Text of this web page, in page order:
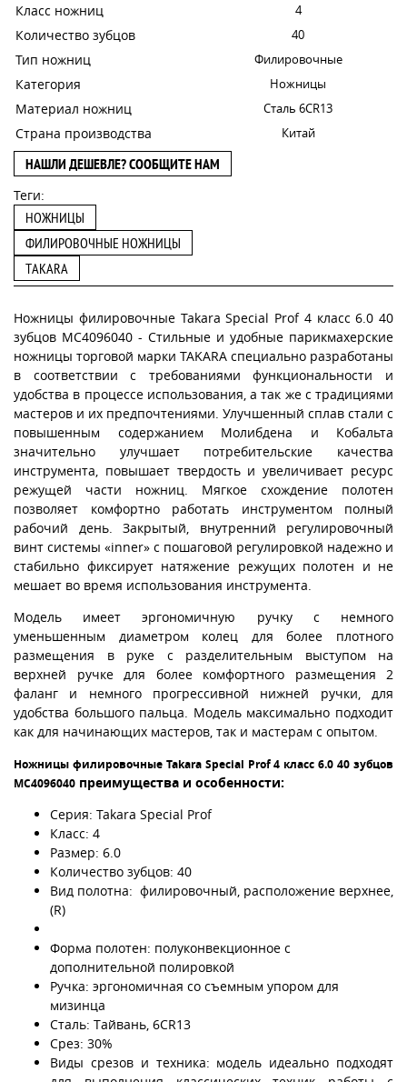
Класс ножниц 4
Количество зубцов 40
Тип ножниц Филировочные
Категория Ножницы
Материал ножниц Сталь 6CR13
Страна производства Китай
НАШЛИ ДЕШЕВЛЕ? СООБЩИТЕ НАМ
Теги:
НОЖНИЦЫ
ФИЛИРОВОЧНЫЕ НОЖНИЦЫ
TAKARA
Ножницы филировочные Takara Special Prof 4 класс 6.0 40
зубцов MC4096040 - Стильные и удобные парикмахерские
ножницы торговой марки TAKARA специально разработаны
в соответствии с требованиями функциональности и
удобства в процессе использования, а так же с традициями
мастеров и их предпочтениями. Улучшенный сплав стали с
повышенным содержанием Молибдена и Кобальта
значительно улучшает потребительские качества
инструмента, повышает твердость и увеличивает ресурс
режущей части ножниц. Мягкое схождение полотен
позволяет комфортно работать инструментом полный
рабочий день. Закрытый, внутренний регулировочный
винт системы «inner» с пошаговой регулировкой надежно и
стабильно фиксирует натяжение режущих полотен и не
мешает во время использования инструмента.
Модель имеет эргономичную ручку с немного
уменьшенным диаметром колец для более плотного
размещения в руке с разделительным выступом на
верхней ручке для более комфортного размещения 2
фаланг и немного прогрессивной нижней ручки, для
удобства большого пальца. Модель максимально подходит
как для начинающих мастеров, так и мастерам с опытом.
Ножницы филировочные Takara Special Prof 4 класс 6.0 40 зубцов
MC4096040 преимущества и особенности:
Серия: Takara Special Prof
Класс: 4
Размер: 6.0
Количество зубцов: 40
Вид полотна: филировочный, расположение верхнее,
(R)
Форма полотен: полуконвекционное с
дополнительной полировкой
Ручка: эргономичная со съемным упором для
мизинца
Сталь: Тайвань, 6CR13
Срез: 30%
Виды срезов и техника: модель идеально подходят